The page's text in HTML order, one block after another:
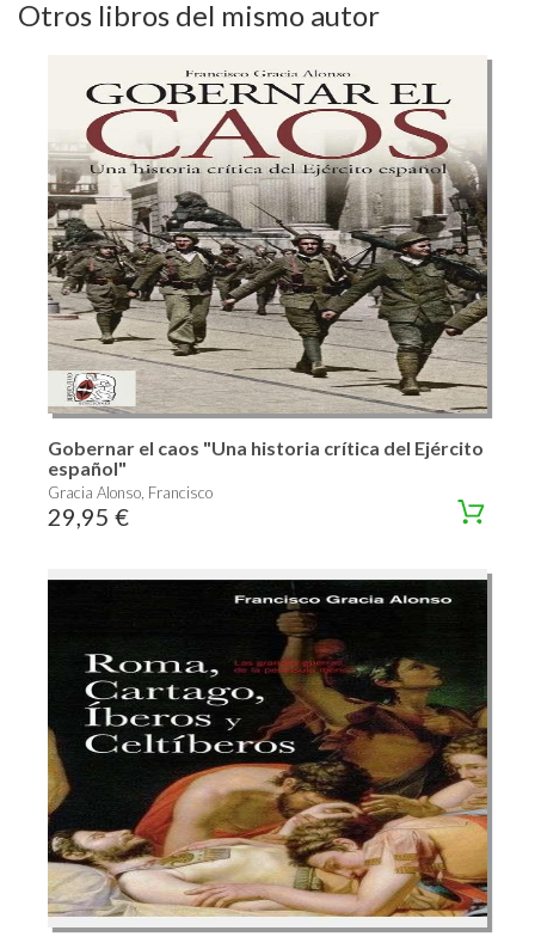
Otros libros del mismo autor
Gobernar el caos "Una historia crítica del Ejército
español"
Gracia Alonso, Francisco
29,95 €